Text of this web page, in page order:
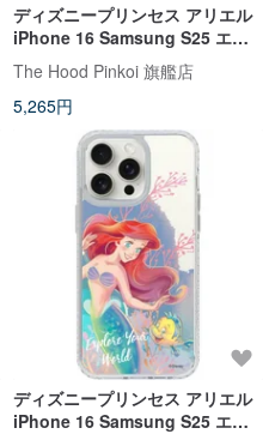
ディズニープリンセス アリエル
iPhone 16 Samsung S25 エア
クッション/スタンダード/ミラー
電話ケース
The Hood Pinkoi 旗艦店
5,265円
ディズニープリンセス アリエル
iPhone 16 Samsung S25 エア